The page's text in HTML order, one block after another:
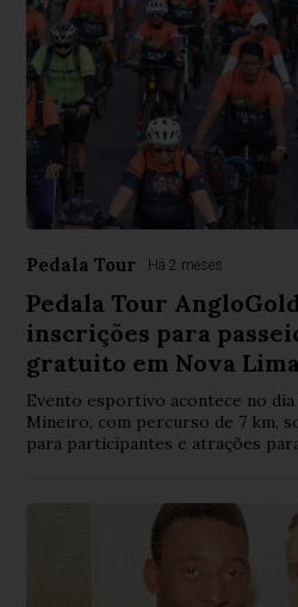
Pedala Tour Há 2 meses
Pedala Tour
inscrições para
gratuito em Nova
Evento esportivo acontece no dia
Mineiro, com percurso de 7 km,
para participantes e atrações